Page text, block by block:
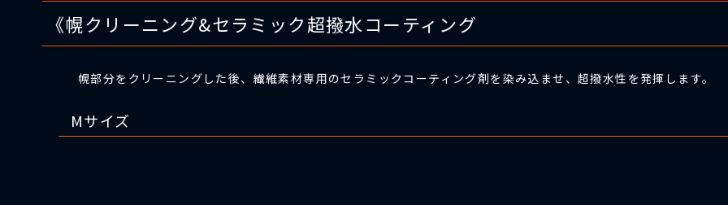
《幌クリーニング&セラミック超撥水コーティング
幌部分をクリーニングした後、繊維素材専用のセラミックコーティング剤を染み込ませ、超撥水性を発揮します。
Mサイズ